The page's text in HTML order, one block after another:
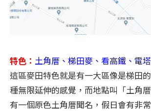
特色： 土角厝、梯田麥、看高鐵、電
這區麥田特色就是有一大區像是梯田
種無限延伸的感覺，而地點叫「土角
有一個原色土角厝聞名，假日會有非